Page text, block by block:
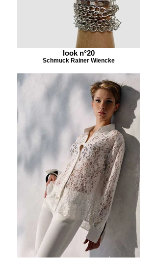
look n°20
Schmuck Rainer Wiencke